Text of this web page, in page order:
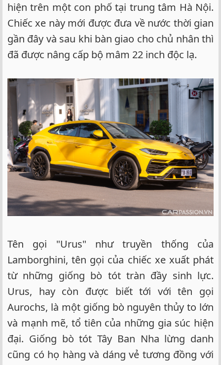
hiện trên một con phố tại trung tâm Hà Nội.
Chiếc xe này mới được đưa về nước thời gian
gần đây và sau khi bàn giao cho chủ nhân thì
đã được nâng cấp bộ mâm 22 inch độc lạ.
Tên gọi "Urus" như truyền thống của
Lamborghini, tên gọi của chiếc xe xuất phát
từ những giống bò tót tràn đầy sinh lực.
Urus, hay còn được biết tới với tên gọi
Aurochs, là một giống bò nguyên thủy to lớn
và mạnh mẽ, tổ tiên của những gia súc hiện
đại. Giống bò tót Tây Ban Nha lừng danh
cũng có họ hàng và dáng vẻ tương đồng với